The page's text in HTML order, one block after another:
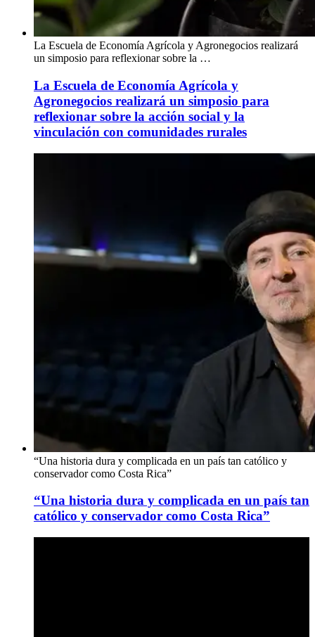
La Escuela de Economía Agrícola y Agronegocios realizará
un simposio para reflexionar sobre la …
La Escuela de Economía Agrícola y
Agronegocios realizará un simposio para
reflexionar sobre la acción social y la
vinculación con comunidades rurales
“Una historia dura y complicada en un país tan católico y
conservador como Costa Rica”
“Una historia dura y complicada en un país tan
católico y conservador como Costa Rica”